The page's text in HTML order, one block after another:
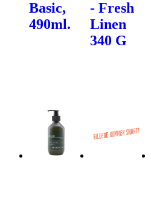
Basic,
490ml.
- Fresh
Linen
340 G